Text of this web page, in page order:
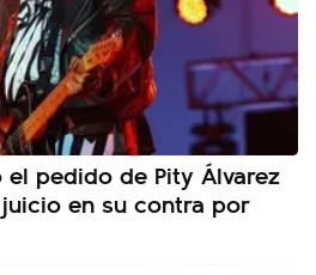
pedido de Pity Álvarez
en su contra por